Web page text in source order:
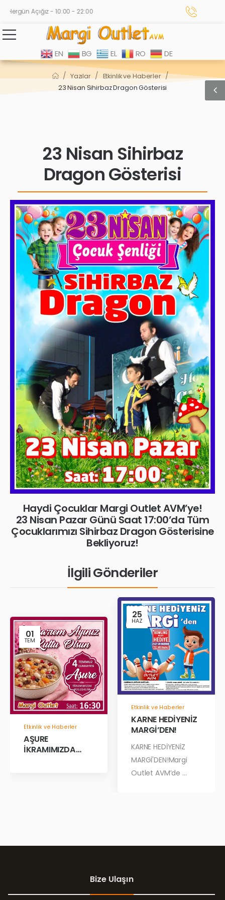
Hergün Açığız - 10:00 - 22:00
EN BG EL RO DE
/ Yazılar / Etkinlik ve Haberler /
23 Nisan Sihirbaz Dragon Gösterisi
23 Nisan Sihirbaz
Dragon Gösterisi
Haydi Çocuklar Margi Outlet AVM’ye!
23 Nisan Pazar Günü Saat 17:00’da Tüm
Çocuklarımızı Sihirbaz Dragon Gösterisine
Bekliyoruz!
İlgili Gönderiler
01
TEM
Etkinlik ve Haberler
AŞURE
İKRAMIMIZDA
25
HAZ
Etkinlik ve Haberler
KARNE HEDİYENİZ
MARGİ’DEN!
KARNE HEDİYENİZ
MARGİ'DEN!Margi
Outlet AVM’de ...
Bize Ulaşın